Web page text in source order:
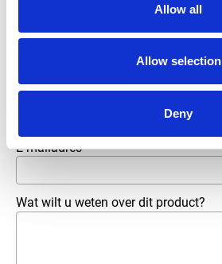
Allow all
Allow selection
Deny
Bedrijfsnaam *
Telefoonnummer
E-mailadres *
Wat wilt u weten over dit product?